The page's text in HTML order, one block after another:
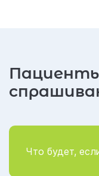
Что будет,